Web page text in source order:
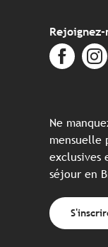
Rejoignez-
Ne
mensuelle
exclusives
séjour en